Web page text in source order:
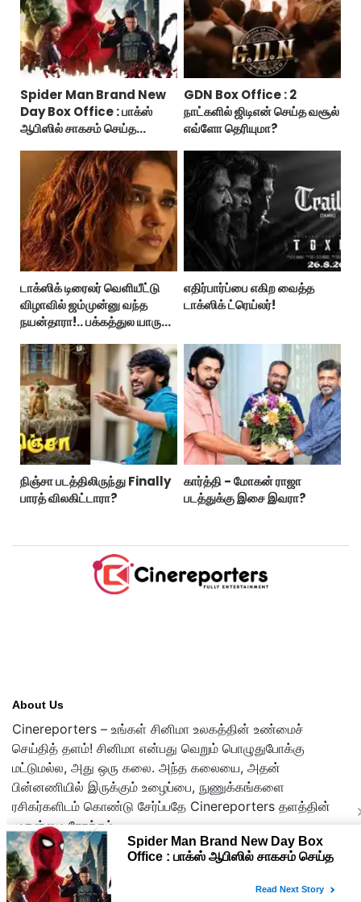
Spider Man Brand New
Day Box Office : பாக்ஸ்
ஆபிஸில் சாகசம் செய்த
GDN Box Office : 2
நாட்களில் ஜிடிஎன் செய்த வசூல்
எவ்ளோ தெரியுமா?
டாக்ஸிக் டிரைலர் வெளியீட்டு
விழாவில் ஜம்முன்னு வந்த
நயன்தாரா!.. பக்கத்துல யாரு
எதிர்பார்ப்பை எகிற வைத்த
டாக்ஸிக் ட்ரெய்லர்!
நிஞ்சா படத்திலிருந்து Finally
பாரத் விலகிட்டாரா?
கார்த்தி - மோகன் ராஜா
படத்துக்கு இசை இவரா?
About Us
Cinereporters – உங்கள் சினிமா உலகத்தின் உண்மைச்
செய்தித் தளம்! சினிமா என்பது வெறும் பொழுதுபோக்கு
மட்டுமல்ல, அது ஒரு கலை. அந்த கலையை, அதன்
பின்னணியில் இருக்கும் உழைப்பை, நுணுக்கங்களை
ரசிகர்களிடம் கொண்டு சேர்ப்பதே Cinereporters தளத்தின்
முதன்மை நோக்கம்.